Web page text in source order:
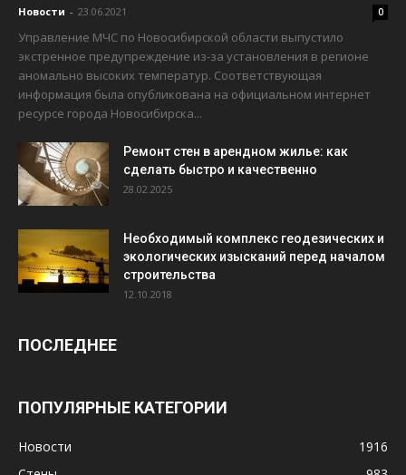
Новости - 23.06.2021 0
Управление МЧС по Новосибирской области выпустило
экстренное предупреждение из-за установления в регионе
аномально высоких температур. Соответствующая
информация была опубликована на официальном интернет
ресурсе города Новосибирска...
Ремонт стен в арендном жилье: как
сделать быстро и качественно
28.02.2025
Необходимый комплекс геодезических и
экологических изысканий перед началом
строительства
12.10.2018
ПОСЛЕДНЕЕ
ПОПУЛЯРНЫЕ КАТЕГОРИИ
Новости
1916